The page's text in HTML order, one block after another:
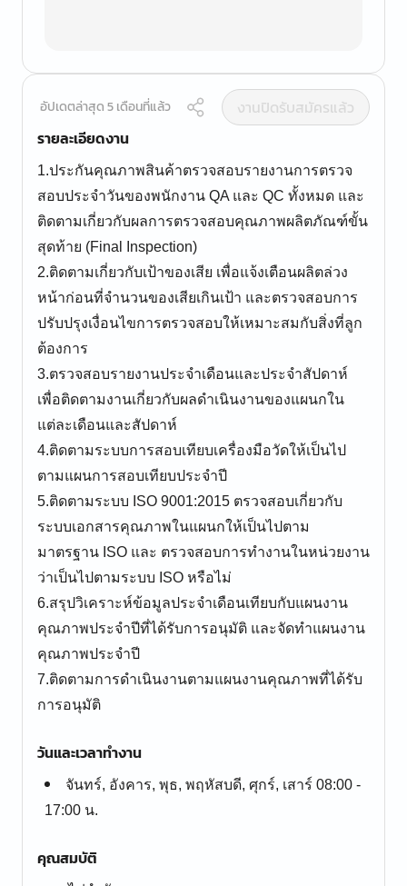
อัปเดตล่าสุด 5 เดือนที่แล้ว
งานปิดรับสมัครแล้ว
รายละเอียดงาน
1.ประกันคุณภาพสินค้าตรวจสอบรายงานการตรวจ
สอบประจำวันของพนักงาน QA และ QC ทั้งหมด และ
ติดตามเกี่ยวกับผลการตรวจสอบคุณภาพผลิตภัณฑ์ขั้น
สุดท้าย (Final Inspection)
2.ติดตามเกี่ยวกับเป้าของเสีย เพื่อแจ้งเตือนผลิตล่วง
หน้าก่อนที่จำนวนของเสียเกินเป้า และตรวจสอบการ
ปรับปรุงเงื่อนไขการตรวจสอบให้เหมาะสมกับสิ่งที่ลูก
ต้องการ
3.ตรวจสอบรายงานประจำเดือนและประจำสัปดาห์
เพื่อติดตามงานเกี่ยวกับผลดำเนินงานของแผนกใน
แต่ละเดือนและสัปดาห์
4.ติดตามระบบการสอบเทียบเครื่องมือวัดให้เป็นไป
ตามแผนการสอบเทียบประจำปี
5.ติดตามระบบ ISO 9001:2015 ตรวจสอบเกี่ยวกับ
ระบบเอกสารคุณภาพในแผนกให้เป็นไปตาม
มาตรฐาน ISO และ ตรวจสอบการทำงานในหน่วยงาน
ว่าเป็นไปตามระบบ ISO หรือไม่
6.สรุปวิเคราะห์ข้อมูลประจำเดือนเทียบกับแผนงาน
คุณภาพประจำปีที่ได้รับการอนุมัติ และจัดทำแผนงาน
คุณภาพประจำปี
7.ติดตามการดำเนินงานตามแผนงานคุณภาพที่ได้รับ
การอนุมัติ
วันและเวลาทำงาน
จันทร์, อังคาร, พุธ, พฤหัสบดี, ศุกร์, เสาร์ 08:00 -
17:00 น.
คุณสมบัติ